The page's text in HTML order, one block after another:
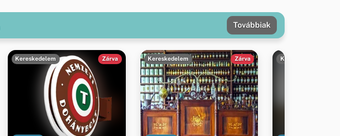
Továbbiak
Kereskedelem Zárva Kereskedelem Zárva Kereskedelem